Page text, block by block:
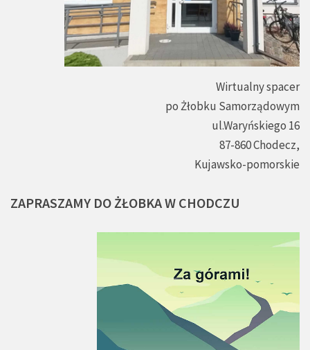
Wirtualny spacer
po Żłobku Samorządowym
ul.Waryńskiego 16
87-860 Chodecz,
Kujawsko-pomorskie
ZAPRASZAMY DO ŻŁOBKAW CHODCZU